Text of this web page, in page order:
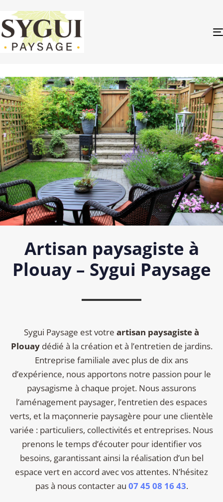
Artisan paysagiste à
Plouay – Sygui Paysage
Sygui Paysage est votre artisan paysagiste à
Plouaydédié à la création et à l’entretien de jardins.
Entreprise familiale avec plus de dix ans
d’expérience, nous apportons notre passion pour le
paysagisme à chaque projet. Nous assurons
l’aménagement paysager, l’entretien des espaces
verts, et la maçonnerie paysagère pour une clientèle
variée : particuliers, collectivités et entreprises. Nous
prenons le temps d’écouter pour identifier vos
besoins, garantissant ainsi la réalisation d’un bel
espace vert en accord avec vos attentes. N’hésitez
pas à nous contacter au 07 45 08 16 43.